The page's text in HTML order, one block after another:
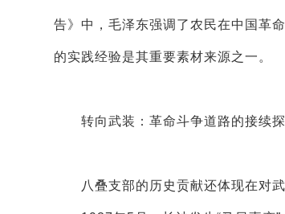
告》中，毛泽东强调了农民在中国革
的实践经验是其重要素材来源之一。
转向武装：革命斗争道路的接续
八叠支部的历史贡献还体现在对武